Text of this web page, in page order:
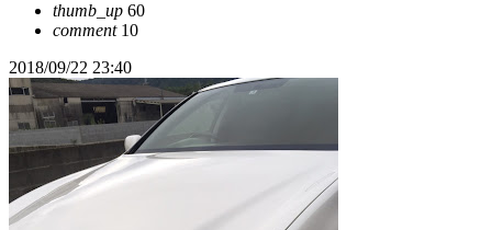
thumb_up 60
comment10
2018/09/22 23:40